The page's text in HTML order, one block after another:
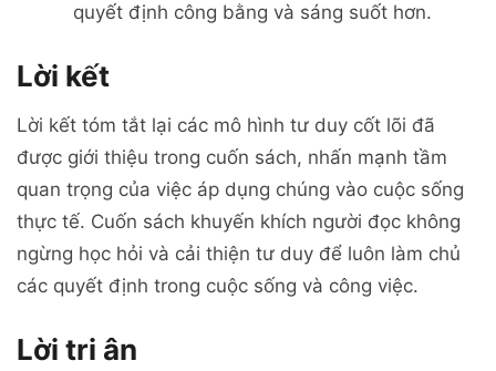
quyết định công bằng và sáng suốt hơn.
Lời kết
Lời kết tóm tắt lại các mô hình tư duy cốt lõi đã
được giới thiệu trong cuốn sách, nhấn mạnh tầm
quan trọng của việc áp dụng chúng vào cuộc sống
thực tế. Cuốn sách khuyến khích người đọc không
ngừng học hỏi và cải thiện tư duy để luôn làm chủ
các quyết định trong cuộc sống và công việc.
Lời tri ân